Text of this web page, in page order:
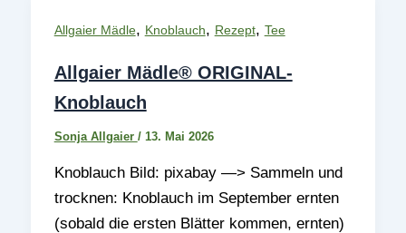
Allgaier Mädle, Knoblauch, Rezept, Tee
Allgaier Mädle® ORIGINAL-
Knoblauch
Sonja Allgaier / 13. Mai 2026
Knoblauch Bild: pixabay —> Sammeln und
trocknen: Knoblauch im September ernten
(sobald die ersten Blätter kommen, ernten)